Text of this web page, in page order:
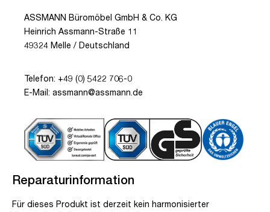
ASSMANN Büromöbel GmbH & Co. KG
Heinrich Assmann-Straße 11
49324 Melle / Deutschland
Telefon: +49 (0) 5422 706-0
E-Mail: assmann@assmann.de
Reparaturinformation
Für dieses Produkt ist derzeit kein harmonisierter